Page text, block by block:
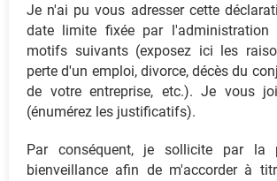
Je n'ai pu vous adresser cette
date limite fixée par l'administration
motifs suivants (exposez ici les
perte d'un emploi, divorce, décès du
de votre entreprise, etc.). Je vous
(énumérez les justificatifs).
Par conséquent, je sollicite par la
bienveillance afin de m'accorder à